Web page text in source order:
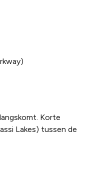
Korte
Lakes) tussen de